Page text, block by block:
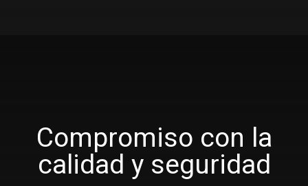
Compromiso con la
calidad y seguridad